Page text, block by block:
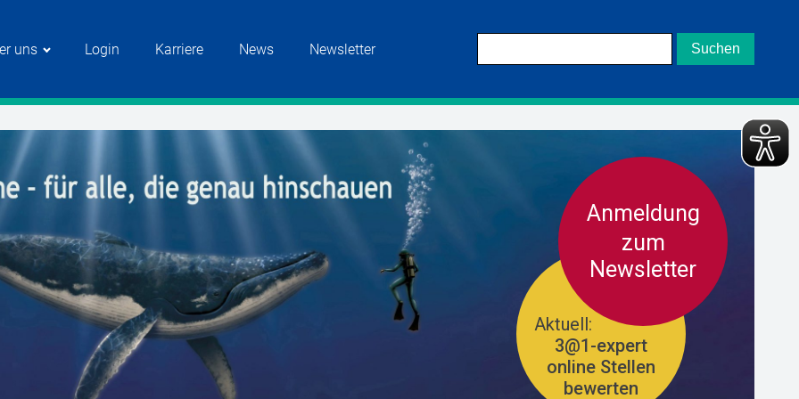
uns Login Karriere News Newsletter
Anmeldung
zum
Newsletter
Aktuell:
3@1-expert
online Stellen
bewerten